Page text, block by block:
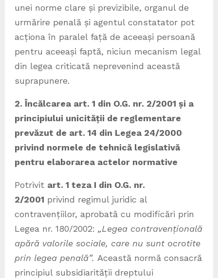
unei norme clare și previzibile, organul de
urmărire penală și agentul constatator pot
acționa în paralel față de aceeași persoană
pentru aceeași faptă, niciun mecanism legal
din legea criticată neprevenind această
suprapunere.
2. Încălcarea art. 1 din O.G. nr. 2/2001 și a
principiului unicității de reglementare
prevăzut de art. 14 din Legea 24/2000
privind normele de tehnică legislativă
pentru elaborarea actelor normative
Potrivit art. 1 teza I din O.G. nr.
2/2001 privind regimul juridic al
contravențiilor, aprobată cu modificări prin
Legea nr. 180/2002: „Legea contravențională
apără valorile sociale, care nu sunt ocrotite
prin legea penală”. Această normă consacră
principiul subsidiarității dreptului